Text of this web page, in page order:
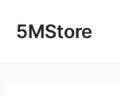
para5MStore
navigation